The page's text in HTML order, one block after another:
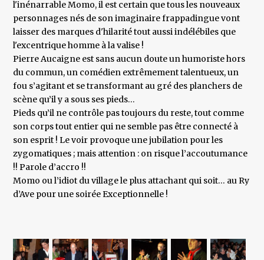
l'inénarrable Momo, il est certain que tous les nouveaux
personnages nés de son imaginaire frappadingue vont
laisser des marques d'hilarité tout aussi indélébiles que
l'excentrique homme à la valise !
Pierre Aucaigne est sans aucun doute un humoriste hors
du commun, un comédien extrêmement talentueux, un
fou s’agitant et se transformant au gré des planchers de
scène qu’il y a sous ses pieds…
Pieds qu’il ne contrôle pas toujours du reste, tout comme
son corps tout entier qui ne semble pas être connecté à
son esprit ! Le voir provoque une jubilation pour les
zygomatiques ; mais attention : on risque l’accoutumance
!! Parole d’accro !!
Momo ou l’idiot du village le plus attachant qui soit… au Ry
d’Ave pour une soirée Exceptionnelle !